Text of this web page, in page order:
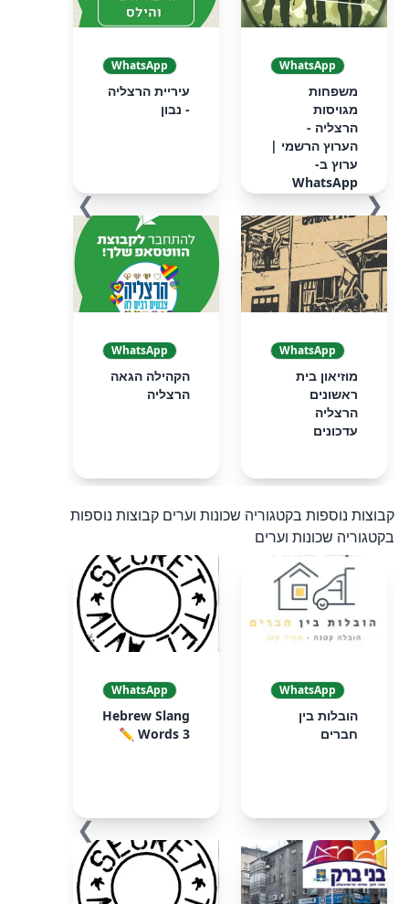
❮
WhatsApp
‏‏משפחות
מגויסות
הרצליה -
הערוץ הרשמי‏ |
ערוץ ב-
WhatsApp
WhatsApp
עיריית הרצליה
- נבון
WhatsApp
מוזיאון בית
ראשונים
הרצליה
עדכונים
WhatsApp
הקהילה הגאה
הרצליה
❯
קבוצות נוספות בקטגוריה שכונות וערים קבוצות נוספות
בקטגוריה שכונות וערים
❮
WhatsApp
הובלות בין
חברים
WhatsApp
Hebrew Slang
Words 3 ✏️
❯